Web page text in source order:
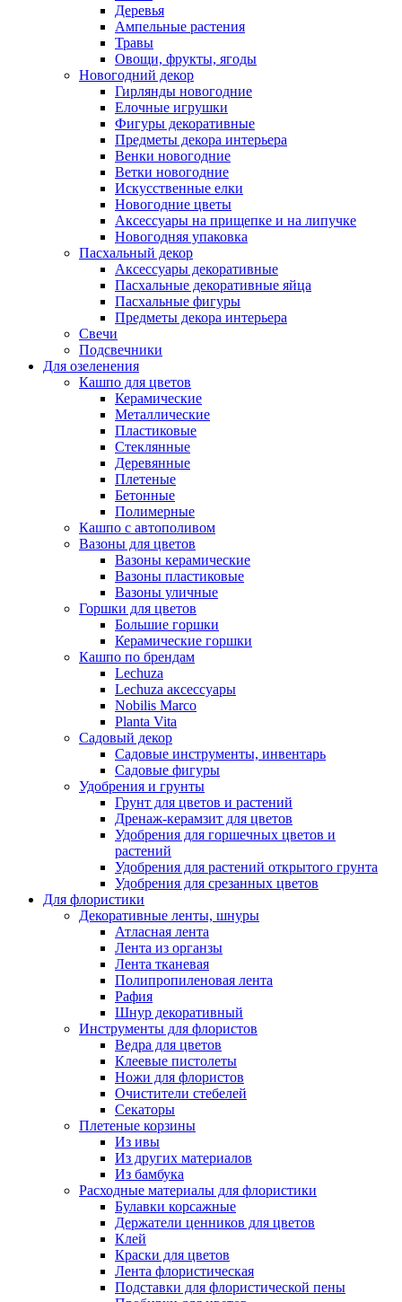
Деревья
Ампельные растения
Травы
Овощи, фрукты, ягоды
Новогодний декор
Гирлянды новогодние
Елочные игрушки
Фигуры декоративные
Предметы декора интерьера
Венки новогодние
Ветки новогодние
Искусственные елки
Новогодние цветы
Аксессуары на прищепке и на липучке
Новогодняя упаковка
Пасхальный декор
Аксессуары декоративные
Пасхальные декоративные яйца
Пасхальные фигуры
Предметы декора интерьера
Свечи
Подсвечники
Для озеленения
Кашпо для цветов
Керамические
Металлические
Пластиковые
Стеклянные
Деревянные
Плетеные
Бетонные
Полимерные
Кашпо с автополивом
Вазоны для цветов
Вазоны керамические
Вазоны пластиковые
Вазоны уличные
Горшки для цветов
Большие горшки
Керамические горшки
Кашпо по брендам
Lechuza
Lechuza аксессуары
Nobilis Marco
Planta Vita
Садовый декор
Садовые инструменты, инвентарь
Садовые фигуры
Удобрения и грунты
Грунт для цветов и растений
Дренаж-керамзит для цветов
Удобрения для горшечных цветов и
растений
Удобрения для растений открытого грунта
Удобрения для срезанных цветов
Для флористики
Декоративные ленты, шнуры
Атласная лента
Лента из органзы
Лента тканевая
Полипропиленовая лента
Рафия
Шнур декоративный
Инструменты для флористов
Ведра для цветов
Клеевые пистолеты
Ножи для флористов
Очистители стебелей
Секаторы
Плетеные корзины
Из ивы
Из других материалов
Из бамбука
Расходные материалы для флористики
Булавки корсажные
Держатели ценников для цветов
Клей
Краски для цветов
Лента флористическая
Подставки для флористической пены